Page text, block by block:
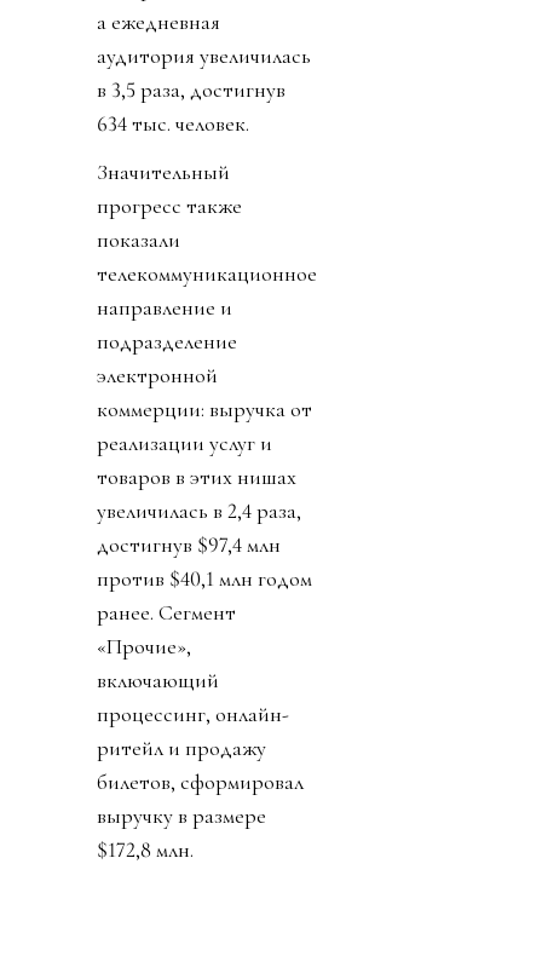
а ежедневная
аудитория увеличилась
в 3,5 раза, достигнув
634 тыс. человек.
Значительный
прогресс также
показали
телекоммуникационное
направление и
подразделение
электронной
коммерции: выручка от
реализации услуг и
товаров в этих нишах
увеличилась в 2,4 раза,
достигнув $97,4 млн
против $40,1 млн годом
ранее. Сегмент
«Прочие»,
включающий
процессинг, онлайн-
ритейл и продажу
билетов, сформировал
выручку в размере
$172,8 млн.